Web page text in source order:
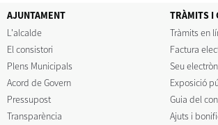
AJUNTAMENT
L'alcalde
El consistori
Plens Municipals
Acord de Govern
Pressupost
Transparència
TRÀMITS I
Tràmits en
Factura
Seu
Exposició
Guia del
Ajuts i